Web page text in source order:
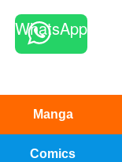
WhatsApp
Manga
Comics